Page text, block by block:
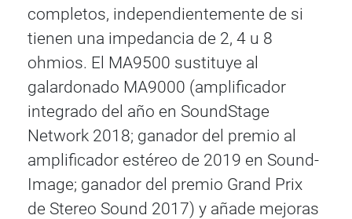
completos, independientemente de si
tienen una impedancia de 2, 4 u 8
ohmios. El MA9500 sustituye al
galardonado MA9000 (amplificador
integrado del año en SoundStage
Network 2018; ganador del premio al
amplificador estéreo de 2019 en Sound-
Image; ganador del premio Grand Prix
de Stereo Sound 2017) y añade mejoras